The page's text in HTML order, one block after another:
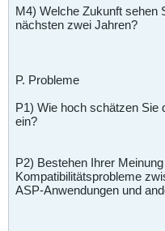
M4) Welche Zukunft sehen
nächsten zwei Jahren?
P. Probleme
P1) Wie hoch schätzen Sie
ein?
P2) Bestehen Ihrer
Kompatibilitätsprobleme
ASP-Anwendungen und